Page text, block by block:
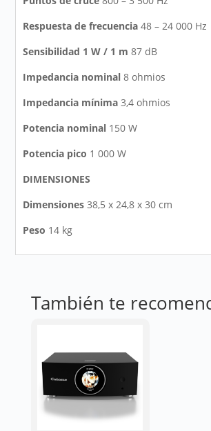
Respuesta de frecuencia 48 – 24 000 Hz
Sensibilidad 1 W / 1 m 87 dB
Impedancia nominal 8 ohmios
Impedancia mínima 3,4 ohmios
Potencia nominal 150 W
Potencia pico 1 000 W
DIMENSIONES
Dimensiones 38,5 x 24,8 x 30 cm
Peso 14 kg
También te